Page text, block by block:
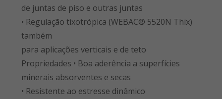
de juntas de piso e outras juntas
• Regulação tixotrópica (WEBAC® 5520N Thix)
também
para aplicações verticais e de teto
Propriedades • Boa aderência a superfícies
minerais absorventes e secas
• Resistente ao estresse dinâmico